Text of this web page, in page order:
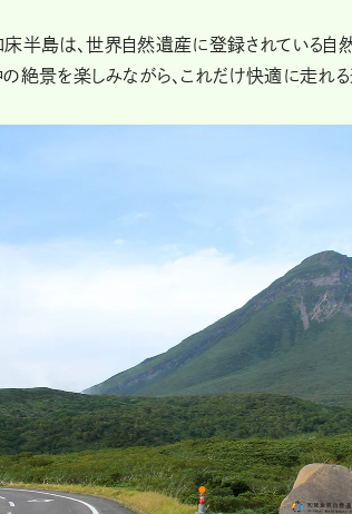
半島は、世界自然遺産に登録されている自
絶景を楽しみながら、これだけ快適に走れ